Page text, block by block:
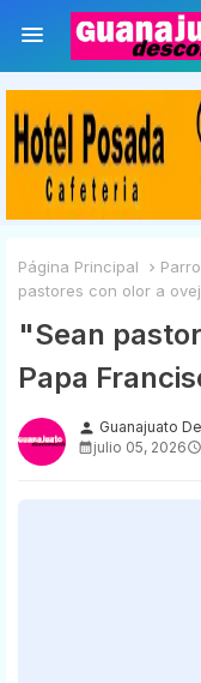
Página Principal
pastores con olor a
"Sean
Papa
person Guanajuato
julio 05, 2026